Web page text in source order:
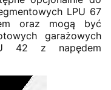
LPU 67
oraz mogą być
garażowych
42 z napędem